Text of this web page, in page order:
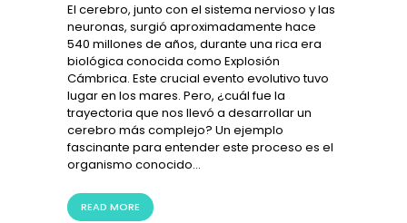
El cerebro, junto con el sistema nervioso y las
neuronas, surgió aproximadamente hace
540 millones de años, durante una rica era
biológica conocida como Explosión
Cámbrica. Este crucial evento evolutivo tuvo
lugar en los mares. Pero, ¿cuál fue la
trayectoria que nos llevó a desarrollar un
cerebro más complejo? Un ejemplo
fascinante para entender este proceso es el
organismo conocido…
READ MORE